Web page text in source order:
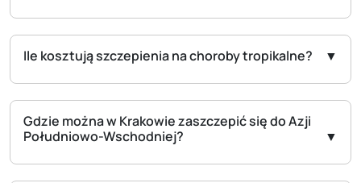
Ile kosztują szczepienia na choroby tropikalne?
Gdzie można w Krakowie zaszczepić się do Azji
Południowo-Wschodniej?